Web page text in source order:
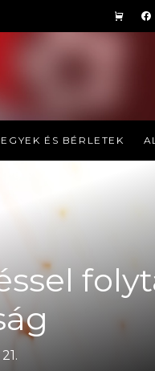
ÉS BÉRLETEK